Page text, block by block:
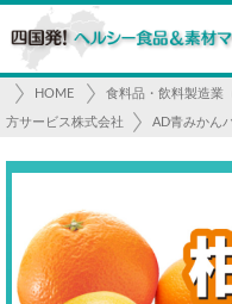
HOME 食料品・飲料製造業
方サービス株式会社 AD青みかん